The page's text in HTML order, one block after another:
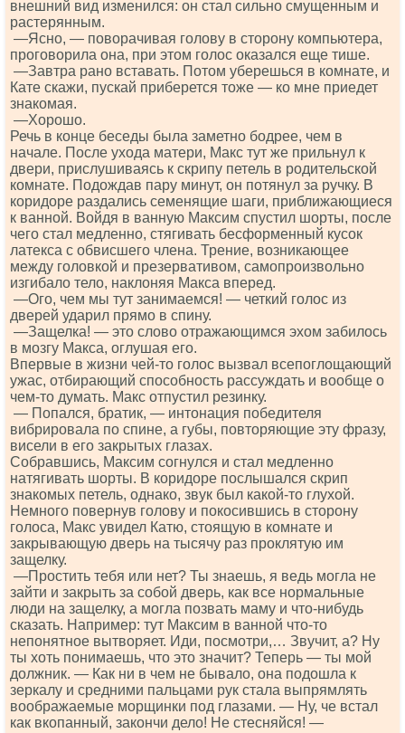
внешний вид изменился: он стал сильно смущенным и
растерянным.
—Ясно, — поворачивая голову в сторону компьютера,
проговорила она, при этом голос оказался еще тише.
—Завтра рано вставать. Потом уберешься в комнате, и
Кате скажи, пускай приберется тоже — ко мне приедет
знакомая.
—Хорошо.
Речь в конце беседы была заметно бодрее, чем в
начале. После ухода матери, Макс тут же прильнул к
двери, прислушиваясь к скрипу петель в родительской
комнате. Подождав пару минут, он потянул за ручку. В
коридоре раздались семенящие шаги, приближающиеся
к ванной. Войдя в ванную Максим спустил шорты, после
чего стал медленно, стягивать бесформенный кусок
латекса с обвисшего члена. Трение, возникающее
между головкой и презервативом, самопроизвольно
изгибало тело, наклоняя Макса вперед.
—Ого, чем мы тут занимаемся! — четкий голос из
дверей ударил прямо в спину.
—Защелка! — это слово отражающимся эхом забилось
в мозгу Макса, оглушая его.
Впервые в жизни чей-то голос вызвал всепоглощающий
ужас, отбирающий способность рассуждать и вообще о
чем-то думать. Макс отпустил резинку.
— Попался, братик, — интонация победителя
вибрировала по спине, а губы, повторяющие эту фразу,
висели в его закрытых глазах.
Собравшись, Максим согнулся и стал медленно
натягивать шорты. В коридоре послышался скрип
знакомых петель, однако, звук был какой-то глухой.
Немного повернув голову и покосившись в сторону
голоса, Макс увидел Катю, стоящую в комнате и
закрывающую дверь на тысячу раз проклятую им
защелку.
—Простить тебя или нет? Ты знаешь, я ведь могла не
зайти и закрыть за собой дверь, как все нормальные
люди на защелку, а могла позвать маму и что-нибудь
сказать. Например: тут Максим в ванной что-то
непонятное вытворяет. Иди, посмотри,… Звучит, а? Ну
ты хоть понимаешь, что это значит? Теперь — ты мой
должник. — Как ни в чем не бывало, она подошла к
зеркалу и средними пальцами рук стала выпрямлять
воображаемые морщинки под глазами. — Ну, че встал
как вкопанный, закончи дело! Не стесняйся! —